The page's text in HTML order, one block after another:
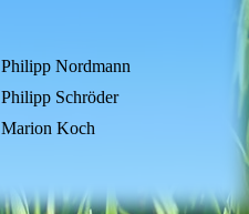
Philipp Nordmann
Philipp Schröder
Marion Koch